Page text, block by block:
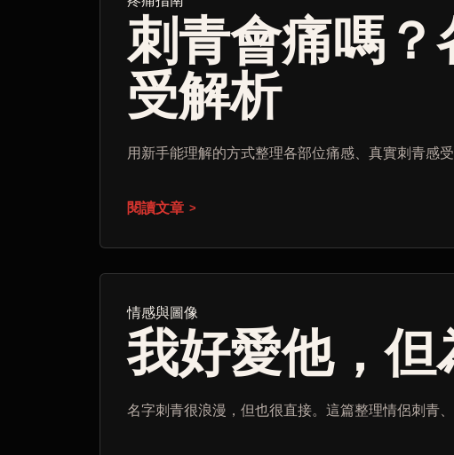
刺青會痛嗎
受解析
用新手能理解的方式整理各部位痛感、真實刺青感
閱讀文章
情感與圖像
我好愛他，但
名字刺青很浪漫，但也很直接。這篇整理情侶刺青